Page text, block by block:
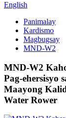
English
Panimalay
Kardismo
Magbugsay
MND-W2
MND-W2
Pag-ehersisyo
Maayong
Water Rower